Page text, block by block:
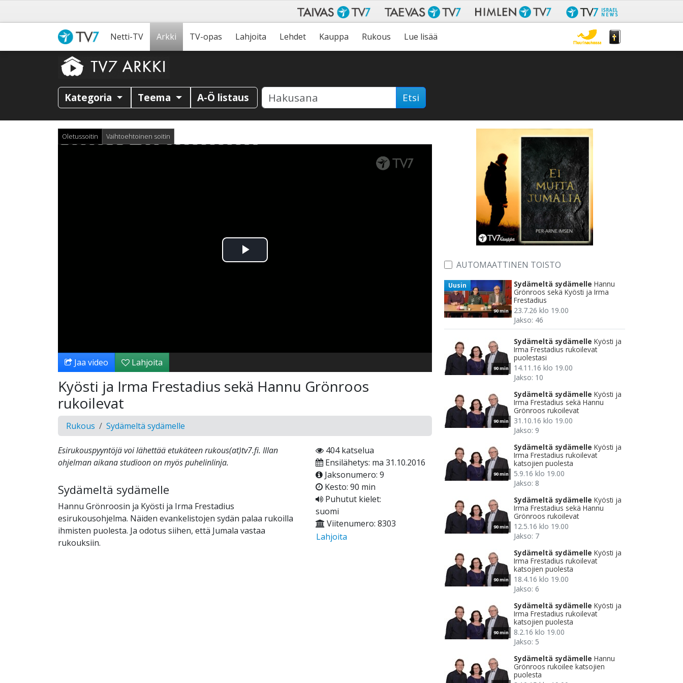
Netti-TV Arkki TV-opas Lahjoita Lehdet Kauppa Rukous Lue lisää
Kategoria Teema A-Ö listaus Etsi
Oletussoitin Vaihtoehtoinen soitin
Toista
Jaa video Lahjoita
Kyösti ja Irma Frestadius sekä Hannu Grönroos
rukoilevat
Rukous Sydämeltä sydämelle
Esirukouspyyntöjä voi lähettää etukäteen rukous(at)tv7.fi. Illan
ohjelman aikana studioon on myös puhelinlinja.
Sydämeltä sydämelle
Hannu Grönroosin ja Kyösti ja Irma Frestadius
esirukousohjelma. Näiden evankelistojen sydän palaa rukoilla
ihmisten puolesta. Ja odotus siihen, että Jumala vastaa
rukouksiin.
404 katselua
Ensilähetys: ma 31.10.2016
Jaksonumero: 9
Kesto: 90 min
Puhutut kielet:
suomi
Viitenumero: 8303
Lahjoita
AUTOMAATTINEN TOISTO
90 min
Uusin Sydämeltä sydämelle Hannu
Grönroos sekä Kyösti ja Irma
Frestadius
23.7.26 klo 19.00
Jakso: 46
90 min
Sydämeltä sydämelle Kyösti ja
Irma Frestadius rukoilevat
puolestasi
14.11.16 klo 19.00
Jakso: 10
90 min
Sydämeltä sydämelle Kyösti ja
Irma Frestadius sekä Hannu
Grönroos rukoilevat
31.10.16 klo 19.00
Jakso: 9
90 min
Sydämeltä sydämelle Kyösti ja
Irma Frestadius rukoilevat
katsojien puolesta
5.9.16 klo 19.00
Jakso: 8
90 min
Sydämeltä sydämelle Kyösti ja
Irma Frestadius sekä Hannu
Grönroos rukoilevat
12.5.16 klo 19.00
Jakso: 7
90 min
Sydämeltä sydämelle Kyösti ja
Irma Frestadius rukoilevat
katsojien puolesta
18.4.16 klo 19.00
Jakso: 6
90 min
Sydämeltä sydämelle Kyösti ja
Irma Frestadius rukoilevat
katsojien puolesta
8.2.16 klo 19.00
Jakso: 5
Sydämeltä sydämelle Hannu
Grönroos rukoilee katsojien
puolesta